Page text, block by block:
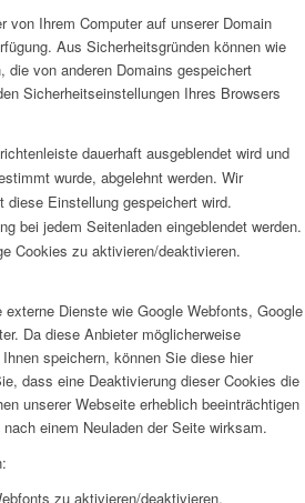
von Ihrem Computer auf unserer Domain
Aus Sicherheitsgründen können wie
die von anderen Domains gespeichert
Sicherheitseinstellungen Ihres Browsers
dauerhaft ausgeblendet wird und
wurde, abgelehnt werden. Wir
diese Einstellung gespeichert wird.
bei jedem Seitenladen eingeblendet werden.
Cookies zu aktivieren/deaktivieren.
Dienste wie Google Webfonts, Google
Da diese Anbieter möglicherweise
speichern, können Sie diese hier
dass eine Deaktivierung dieser Cookies die
unserer Webseite erheblich beeinträchtigen
einem Neuladen der Seite wirksam.
zu aktivieren/deaktivieren.